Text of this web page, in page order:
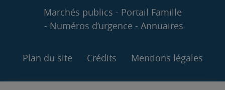
Marchés publics
Portail Famille
Numéros d’urgence
Annuaires
Plan du site Crédits Mentions légales